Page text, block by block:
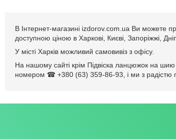
В Інтернет-магазині izdorov.com.ua Ви можете
доступною ціною в Харкові, Києві, Запоріжжі,
У місті Харків можливий самовивіз з офісу.
На нашому сайті крім Підвіска ланцюжок на
номером ☎ +380 (63) 359-86-93, і ми з радістю